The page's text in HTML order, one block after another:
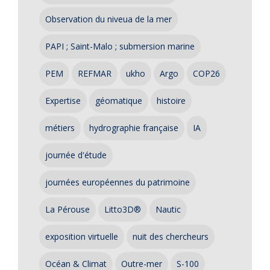
Observation du niveua de la mer
PAPI ; Saint-Malo ; submersion marine
PEM REFMAR ukho Argo COP26
Expertise géomatique histoire
métiers hydrographie française IA
journée d'étude
journées européennes du patrimoine
La Pérouse Litto3D® Nautic
exposition virtuelle nuit des chercheurs
Océan & Climat Outre-mer S-100